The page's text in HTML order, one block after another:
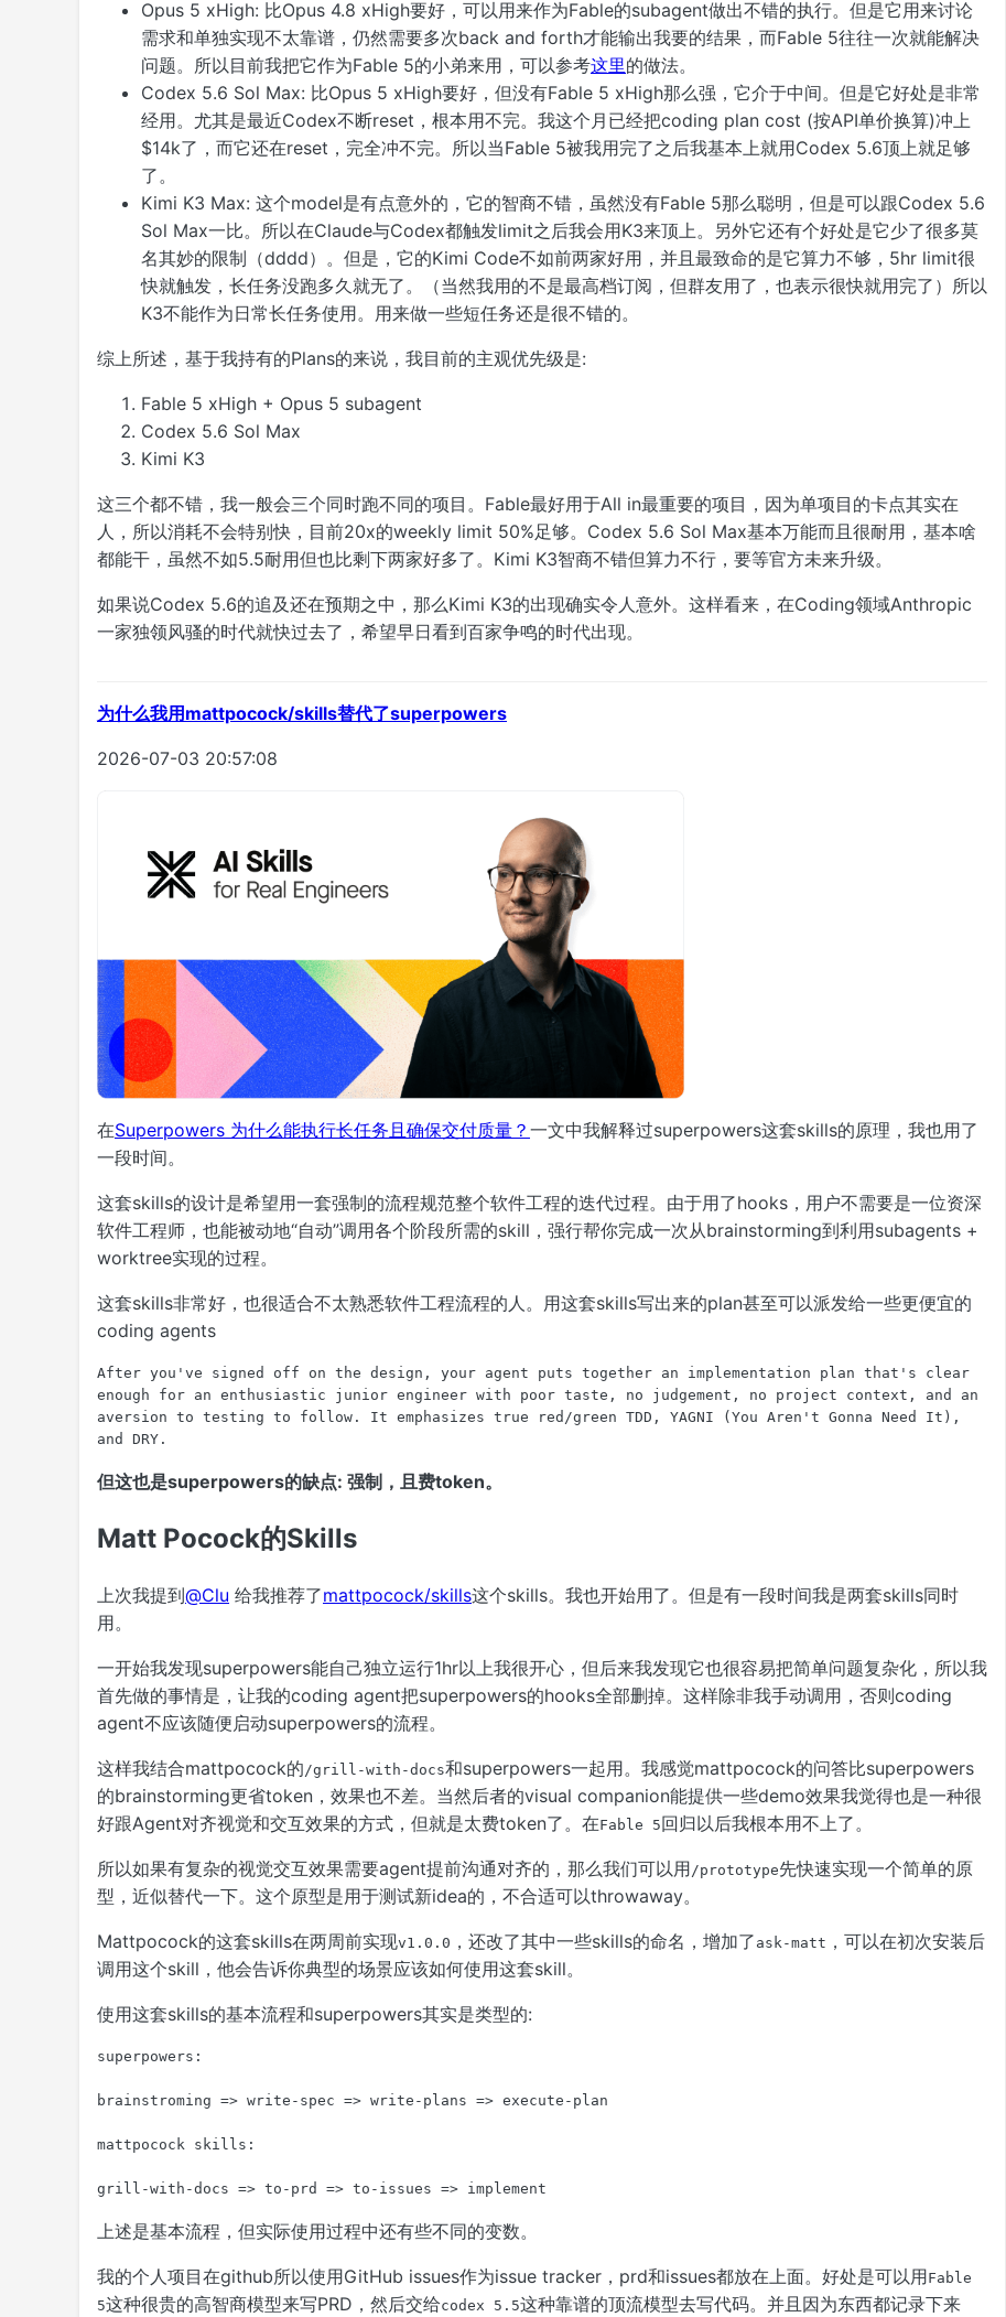
Opus 5 xHigh: 比Opus 4.8 xHigh要好，可以用来作为Fable的subagent做出不错的执行。但是它用来讨论
需求和单独实现不太靠谱，仍然需要多次back and forth才能输出我要的结果，而Fable 5往往一次就能解决
问题。所以目前我把它作为Fable 5的小弟来用，可以参考这里的做法。
Codex 5.6 Sol Max: 比Opus 5 xHigh要好，但没有Fable 5 xHigh那么强，它介于中间。但是它好处是非常
经用。尤其是最近Codex不断reset，根本用不完。我这个月已经把coding plan cost (按API单价换算)冲上
$14k了，而它还在reset，完全冲不完。所以当Fable 5被我用完了之后我基本上就用Codex 5.6顶上就足够
了。
Kimi K3 Max: 这个model是有点意外的，它的智商不错，虽然没有Fable 5那么聪明，但是可以跟Codex 5.6
Sol Max一比。所以在Claude与Codex都触发limit之后我会用K3来顶上。另外它还有个好处是它少了很多莫
名其妙的限制（dddd）。但是，它的Kimi Code不如前两家好用，并且最致命的是它算力不够，5hr limit很
快就触发，长任务没跑多久就无了。（当然我用的不是最高档订阅，但群友用了，也表示很快就用完了）所以
K3不能作为日常长任务使用。用来做一些短任务还是很不错的。
综上所述，基于我持有的Plans的来说，我目前的主观优先级是:
Fable 5 xHigh + Opus 5 subagent
Codex 5.6 Sol Max
Kimi K3
这三个都不错，我一般会三个同时跑不同的项目。Fable最好用于All in最重要的项目，因为单项目的卡点其实在
人，所以消耗不会特别快，目前20x的weekly limit 50%足够。Codex 5.6 Sol Max基本万能而且很耐用，基本啥
都能干，虽然不如5.5耐用但也比剩下两家好多了。Kimi K3智商不错但算力不行，要等官方未来升级。
如果说Codex 5.6的追及还在预期之中，那么Kimi K3的出现确实令人意外。这样看来，在Coding领域Anthropic
一家独领风骚的时代就快过去了，希望早日看到百家争鸣的时代出现。
为什么我用mattpocock/skills替代了superpowers
2026-07-03 20:57:08
在Superpowers 为什么能执行长任务且确保交付质量？ 一文中我解释过superpowers这套skills的原理，我也用了
一段时间。
这套skills的设计是希望用一套强制的流程规范整个软件工程的迭代过程。由于用了hooks，用户不需要是一位资深
软件工程师，也能被动地“自动”调用各个阶段所需的skill，强行帮你完成一次从brainstorming到利用subagents +
worktree实现的过程。
这套skills非常好，也很适合不太熟悉软件工程流程的人。用这套skills写出来的plan甚至可以派发给一些更便宜的
coding agents
After you've signed off on the design, your agent puts together an implementation plan that's clear
enough for an enthusiastic junior engineer with poor taste, no judgement, no project context, and an
aversion to testing to follow. It emphasizes true red/green TDD, YAGNI (You Aren't Gonna Need It),
and DRY.
但这也是superpowers的缺点: 强制，且费token。
Matt Pocock的Skills
上次我提到@Clu 给我推荐了mattpocock/skills这个skills。我也开始用了。但是有一段时间我是两套skills同时
用。
一开始我发现superpowers能自己独立运行1hr以上我很开心，但后来我发现它也很容易把简单问题复杂化，所以我
首先做的事情是，让我的coding agent把superpowers的hooks全部删掉。这样除非我手动调用，否则coding
agent不应该随便启动superpowers的流程。
这样我结合mattpocock的/grill-with-docs和superpowers一起用。我感觉mattpocock的问答比superpowers
的brainstorming更省token，效果也不差。当然后者的visual companion能提供一些demo效果我觉得也是一种很
好跟Agent对齐视觉和交互效果的方式，但就是太费token了。在Fable 5回归以后我根本用不上了。
所以如果有复杂的视觉交互效果需要agent提前沟通对齐的，那么我们可以用/prototype先快速实现一个简单的原
型，近似替代一下。这个原型是用于测试新idea的，不合适可以throwaway。
Mattpocock的这套skills在两周前实现v1.0.0 ，还改了其中一些skills的命名，增加了 ask-matt ，可以在初次安装后
调用这个skill，他会告诉你典型的场景应该如何使用这套skill。
使用这套skills的基本流程和superpowers其实是类型的:
superpowers:
brainstroming => write-spec => write-plans => execute-plan
mattpocock skills:
grill-with-docs => to-prd => to-issues => implement
上述是基本流程，但实际使用过程中还有些不同的变数。
我的个人项目在github所以使用GitHub issues作为issue tracker，prd和issues都放在上面。好处是可以用Fable
5这种很贵的高智商模型来写PRD，然后交给codex 5.5这种靠谱的顶流模型去写代码。并且因为东西都记录下来